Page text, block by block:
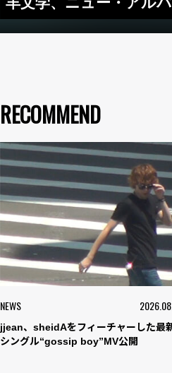
RECOMMEND
NEWS
jjean、sheidAをフィーチャーした最
シングル“gossip boy”MV公開